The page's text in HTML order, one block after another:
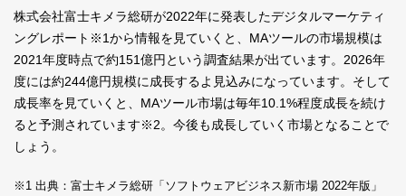
株式会社富士キメラ総研が2022年に発表したデジタルマーケティ
ングレポート ※1から情報を見ていくと、MAツールの市場規模は
2021年度時点で約151億円という調査結果が出ています。2026年
度には約244億円規模に成長するよ見込みになっています。そして
成長率を見ていくと、MAツール市場は毎年10.1%程度成長を続け
ると予測されています※2。今後も成長していく市場となることで
しょう。
※1 出典：富士キメラ総研「ソフトウェアビジネス新市場 2022年版」